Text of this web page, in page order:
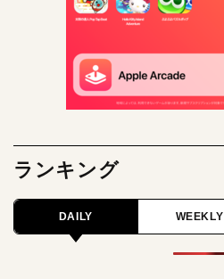
ランキング
DAILY WEEKLY